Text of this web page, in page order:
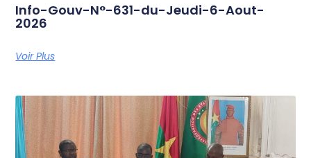
Info-Gouv-N°-631-du-Jeudi-6-Aout-
2026
Voir Plus